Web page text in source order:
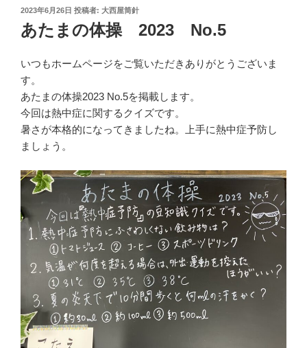
投
稿
日:
2023年6月26日 投稿者: 大西屋筒針
あたまの体操 2023 No.5
いつもホームページをご覧いただきありがとうございま
す。
あたまの体操2023 No.5を掲載します。
今回は熱中症に関するクイズです。
暑さが本格的になってきましたね。上手に熱中症予防し
ましょう。